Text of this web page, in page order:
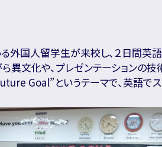
国人留学生が来校し、２日間英
文化や、プレゼンテーションの技
Goal”というテーマで、英語でス